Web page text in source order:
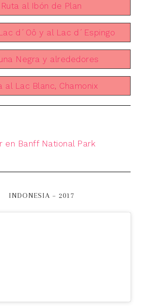
Ruta al Ibón de Plan
d´Oô y al Lac d´Espingo
Negra y alrededores
al Lac Blanc, Chamonix
en Banff National Park
INDONESIA – 2017